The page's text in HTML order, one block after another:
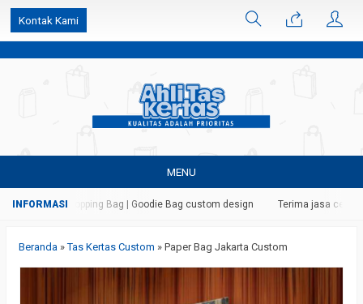
k6Ghe9jF9rmtx91MrSV7BIpW27id0SMW1kLEoe8rM2U
Kontak Kami
MENU
Bag | Shopping Bag | Goodie Bag custom design Terima jasa cetak
Beranda » Tas Kertas Custom » Paper Bag Jakarta Custom